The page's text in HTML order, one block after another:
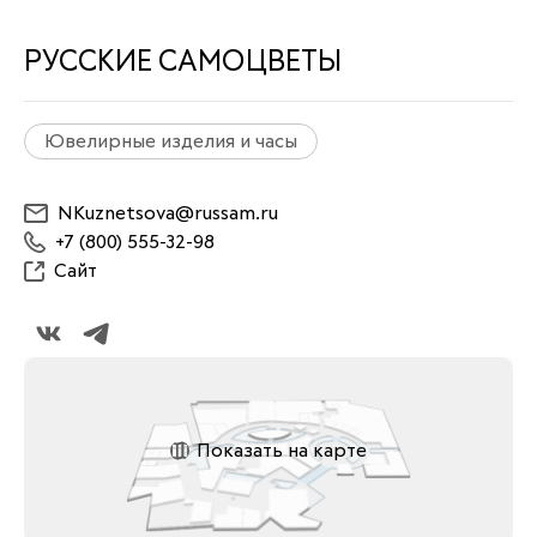
РУССКИЕ САМОЦВЕТЫ
Ювелирные изделия и часы
NKuznetsova@russam.ru
+7 (800) 555-32-98
Сайт
Показать на карте